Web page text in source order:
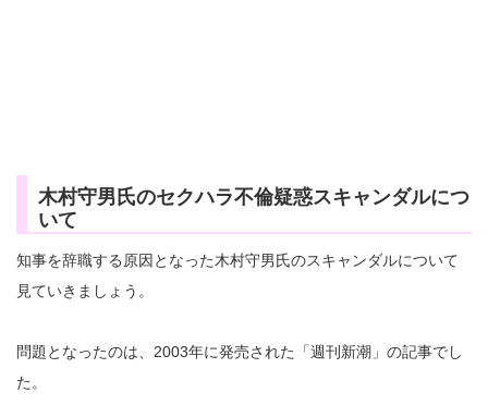
木村守男氏のセクハラ不倫疑惑スキャンダルにつ
いて
知事を辞職する原因となった木村守男氏のスキャンダルについて
見ていきましょう。
問題となったのは、2003年に発売された「週刊新潮」の記事でし
た。